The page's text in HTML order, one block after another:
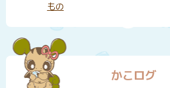
もの
かこログ